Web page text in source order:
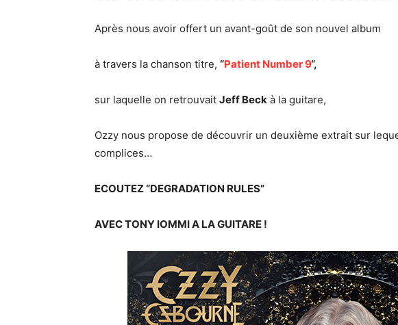
Après nous avoir offert un avant-goût de son nouvel album
à travers la chanson titre, “Patient Number 9“,
sur laquelle on retrouvait Jeff Beck à la guitare,
Ozzy nous propose de découvrir un deuxième extrait sur
complices…
ECOUTEZ “DEGRADATION RULES”
AVEC TONY IOMMI A LA GUITARE !